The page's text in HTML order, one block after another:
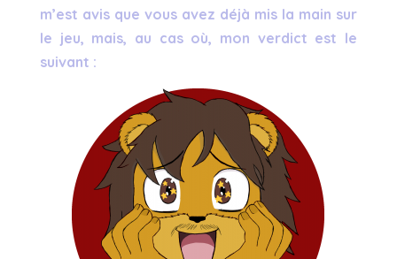
m’est avis que vous avez déjà mis la main sur
le jeu, mais, au cas où, mon verdict est le
suivant :